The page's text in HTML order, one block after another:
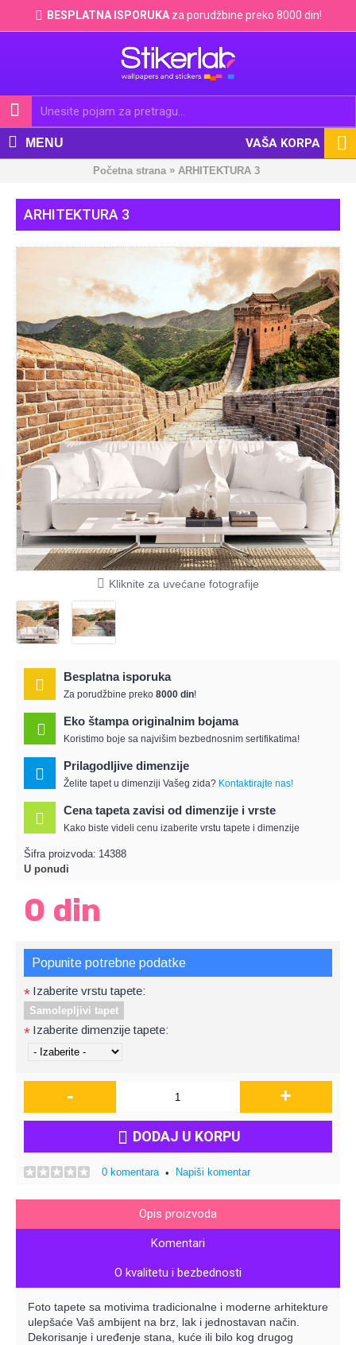
BESPLATNA ISPORUKA za porudžbine preko 8000 din!
VAŠA KORPA
MENU
Početna strana» ARHITEKTURA 3
ARHITEKTURA 3
Kliknite za uvećane fotografije
Besplatna isporuka
Za porudžbine preko 8000 din!
Eko štampa originalnim bojama
Koristimo boje sa najvišim bezbednosnim sertifikatima!
Prilagodljive dimenzije
Želite tapet u dimenziji Vašeg zida? Kontaktirajte nas!
Cena tapeta zavisi od dimenzije i vrste
Kako biste videli cenu izaberite vrstu tapete i dimenzije
Šifra proizvoda: 14388
U ponudi
0 din
Popunite potrebne podatke
* Izaberite vrstu tapete:
Samolepljivi tapet
* Izaberite dimenzije tapete:
- +
DODAJ U KORPU
0 komentara• Napiši komentar
Opis proizvoda
Komentari
O kvalitetu i bezbednosti
Foto tapete sa motivima tradicionalne i moderne arhitekture
ulepšaće Vaš ambijent na brz, lak i jednostavan način.
Dekorisanje i uređenje stana, kuće ili bilo kog drugog